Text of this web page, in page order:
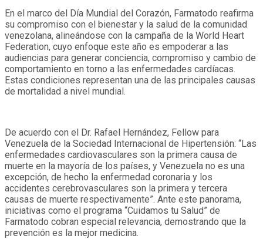
En el marco del Día Mundial del Corazón, Farmatodo reafirma
su compromiso con el bienestar y la salud de la comunidad
venezolana, alineándose con la campaña de la World Heart
Federation, cuyo enfoque este año es empoderar a las
audiencias para generar conciencia, compromiso y cambio de
comportamiento en torno a las enfermedades cardíacas.
Estas condiciones representan una de las principales causas
de mortalidad a nivel mundial.
De acuerdo con el Dr. Rafael Hernández, Fellow para
Venezuela de la Sociedad Internacional de Hipertensión: “Las
enfermedades cardiovasculares son la primera causa de
muerte en la mayoría de los países, y Venezuela no es una
excepción, de hecho la enfermedad coronaria y los
accidentes cerebrovasculares son la primera y tercera
causas de muerte respectivamente”. Ante este panorama,
iniciativas como el programa “Cuidamos tu Salud” de
Farmatodo cobran especial relevancia, demostrando que la
prevención es la mejor medicina.